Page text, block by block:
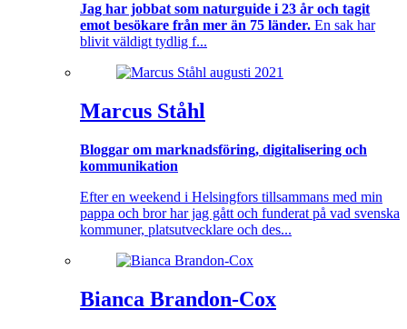
Jag har jobbat som naturguide i 23 år och tagit
emot besökare från mer än 75 länder. En sak har
blivit väldigt tydlig f...
Marcus Ståhl
Bloggar om marknadsföring, digitalisering och
kommunikation
Efter en weekend i Helsingfors tillsammans med min
pappa och bror har jag gått och funderat på vad svenska
kommuner, platsutvecklare och des...
Bianca Brandon-Cox